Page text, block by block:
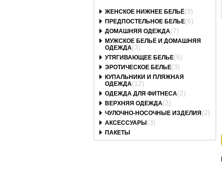
ЖЕНСКОЕ НИЖНЕЕ БЕЛЬЁ(9)
ПРЕДПОСТЕЛЬНОЕ БЕЛЬЕ(6)
ДОМАШНЯЯ ОДЕЖДА(7)
МУЖСКОЕ БЕЛЬЁ И ДОМАШНЯЯ
ОДЕЖДА(3)
УТЯГИВАЮЩЕЕ БЕЛЬЕ(5)
ЭРОТИЧЕСКОЕ БЕЛЬЕ(3)
КУПАЛЬНИКИ И ПЛЯЖНАЯ
ОДЕЖДА(12)
ОДЕЖДА ДЛЯ ФИТНЕСА(2)
ВЕРХНЯЯ ОДЕЖДА(3)
ЧУЛОЧНО-НОСОЧНЫЕ ИЗДЕЛИЯ (2)
АКСЕССУАРЫ (3)
ПАКЕТЫ